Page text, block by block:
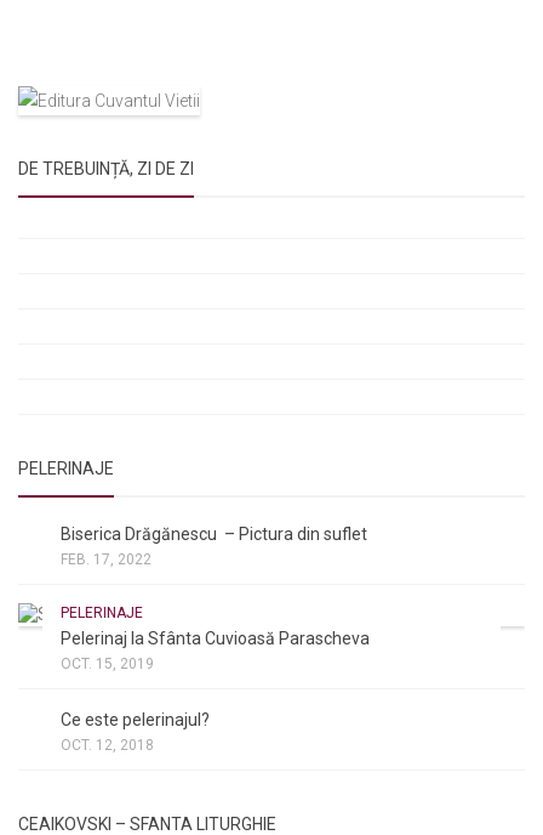
DE TREBUINȚĂ, ZI DE ZI
PELERINAJE
Biserica Drăgănescu – Pictura din suflet
FEB. 17, 2022
PELERINAJE
Pelerinaj la Sfânta Cuvioasă Parascheva
OCT. 15, 2019
Ce este pelerinajul?
OCT. 12, 2018
CEAIKOVSKI – SFANTA LITURGHIE